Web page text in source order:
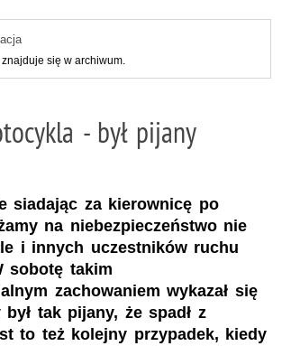
się w archiwum.
- był pijany
siadając za kierownicę po
na niebezpieczeństwo nie
i innych uczestników ruchu
sobotę takim
zachowaniem wykazał się
tak pijany, że spadł z
to też kolejny przypadek, kiedy